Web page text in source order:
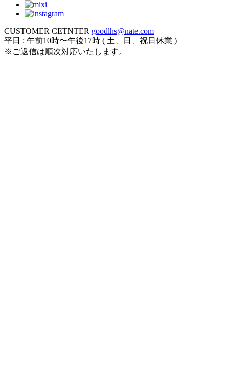
CUSTOMER CETNTER goodlhs@nate.com
平日 : 午前10時〜午後17時 ( 土、日、祝日休業 )
※ご返信は順次対応いたします。